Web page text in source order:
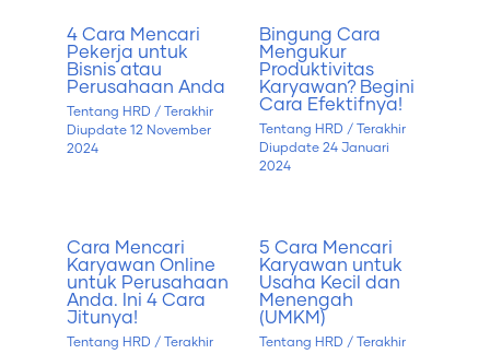
4 Cara Mencari
Pekerja untuk
Bisnis atau
Perusahaan Anda
Tentang HRD / Terakhir
Diupdate 12 November
2024
Bingung Cara
Mengukur
Produktivitas
Karyawan? Begini
Cara Efektifnya!
Tentang HRD / Terakhir
Diupdate24 Januari
2024
Cara Mencari
Karyawan Online
untuk Perusahaan
Anda. Ini 4 Cara
Jitunya!
Tentang HRD / Terakhir
5 Cara Mencari
Karyawan untuk
Usaha Kecil dan
Menengah
(UMKM)
Tentang HRD / Terakhir